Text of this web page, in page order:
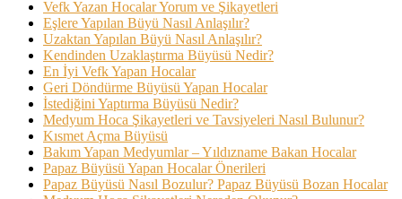
Vefk Yazan Hocalar Yorum ve Şikayetleri
Eşlere Yapılan Büyü Nasıl Anlaşılır?
Uzaktan Yapılan Büyü Nasıl Anlaşılır?
Kendinden Uzaklaştırma Büyüsü Nedir?
En İyi Vefk Yapan Hocalar
Geri Döndürme Büyüsü Yapan Hocalar
İstediğini Yaptırma Büyüsü Nedir?
Medyum Hoca Şikayetleri ve Tavsiyeleri Nasıl Bulunur?
Kısmet Açma Büyüsü
Bakım Yapan Medyumlar – Yıldızname Bakan Hocalar
Papaz Büyüsü Yapan Hocalar Önerileri
Papaz Büyüsü Nasıl Bozulur? Papaz Büyüsü Bozan Hocalar